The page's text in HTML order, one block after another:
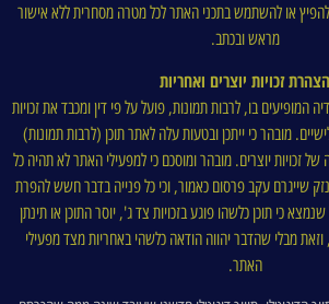
או להשתמש בתכני האתר לכל מטרה מסחרית ללא אישור
מראש ובכתב.
הצהרת זכויות יוצרים ואחריות
המופיעים בו, לרבות תמונות, פועל על פי דין ומכבד את זכויות
מובהר כי ייתכן ובטעות עלה לאתר תוכן (לרבות תמונות)
זכויות יוצרים. מובהר ומוסכם כי למפעילי האתר לא תהיה כל
שייגרם עקב פרסום כאמור, וכי כל פנייה בדבר חשש להפרת
שנמצא כי תוכן כלשהו פוגע בזכויות צד ג', יוסר התוכן או תינתן
וזאת מבלי שהדבר יהווה הודאה כלשהי באחריות מצד מפעילי
האתר.